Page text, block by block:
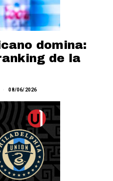
domina:
de la
08/06/2026